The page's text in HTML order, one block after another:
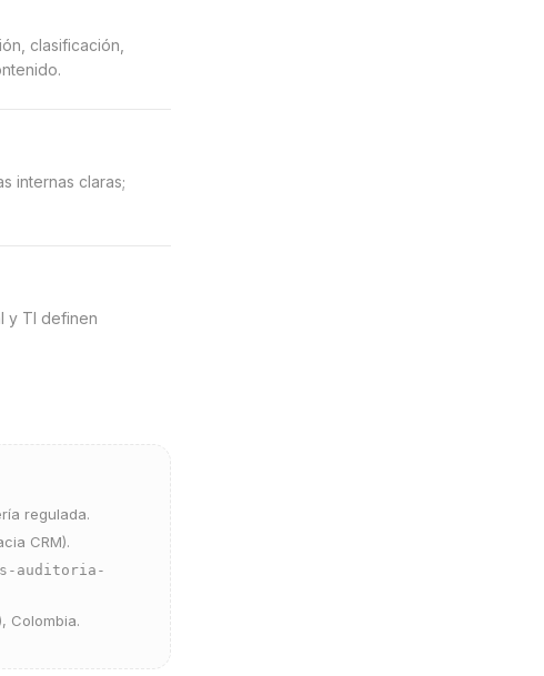
clasificación,
internas claras;
y TI definen
regulada.
CRM).
auditoria-
Colombia.